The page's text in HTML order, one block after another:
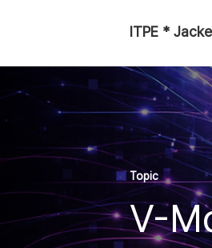
ITPE *
Topic
V-